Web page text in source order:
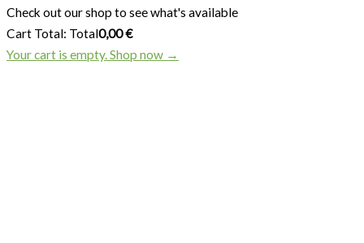
Check out our shop to see what's available
Cart Total: Total0,00€
Your cart is empty. Shop now →